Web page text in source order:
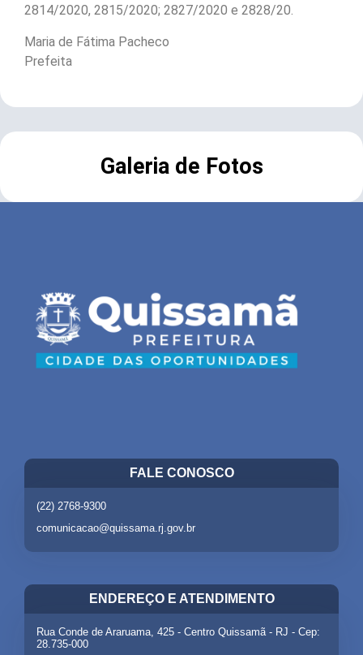
2814/2020, 2815/2020; 2827/2020 e 2828/20.
Maria de Fátima Pacheco
Prefeita
Galeria de Fotos
FALE CONOSCO
(22) 2768-9300
comunicacao@quissama.rj.gov.br
ENDEREÇO E ATENDIMENTO
Rua Conde de Araruama, 425 - Centro Quissamã - RJ - Cep:
28.735-000